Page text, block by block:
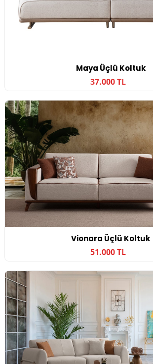
Maya Üçlü Koltuk
37.000 TL
Vionara Üçlü Koltuk
51.000 TL